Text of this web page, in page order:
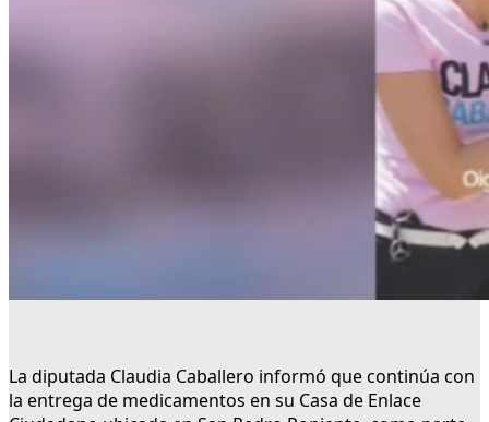
La diputada Claudia Caballero informó que continúa con
la entrega de medicamentos en su Casa de Enlace